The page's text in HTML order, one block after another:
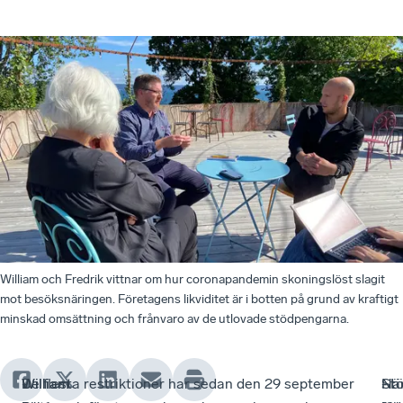
William och Fredrik vittnar om hur coronapandemin skoningslöst slagit
mot besöksnäringen. Företagens likviditet är i botten på grund av kraftigt
minskad omsättning och frånvaro av de utlovade stödpengarna.
William
William
-
De flesta restriktioner har sedan den 29 september
-
- I